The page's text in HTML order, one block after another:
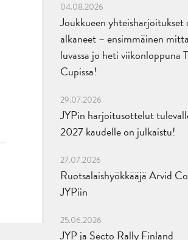
04.08.2026
Joukkueen yhteisharjoitukset
alkaneet – ensimmäinen
luvassa jo heti viikonloppuna
Cupissa!
29.07.2026
JYPin harjoitusottelut
2027 kaudelle on julkaistu!
27.07.2026
Ruotsalaishyökkääjä Arvid
JYPiin
25.06.2026
JYP ja Secto Rally Finland